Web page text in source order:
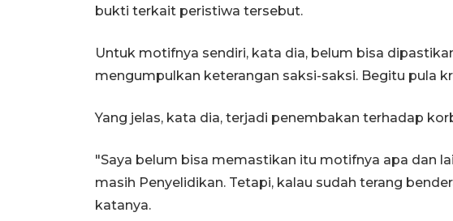
bukti terkait peristiwa tersebut.
Untuk motifnya sendiri, kata dia, belum bisa
mengumpulkan keterangan saksi-saksi. Begitu pula
Yang jelas, kata dia, terjadi penembakan terhadap
"Saya belum bisa memastikan itu motifnya apa dan
masih Penyelidikan. Tetapi, kalau sudah terang
katanya.